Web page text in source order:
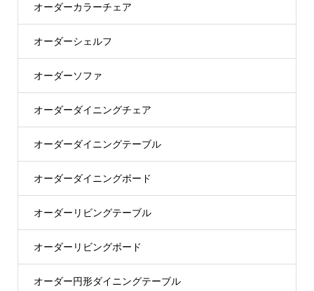
オーダーカラーチェア
オーダーシェルフ
オーダーソファ
オーダーダイニングチェア
オーダーダイニングテーブル
オーダーダイニングボード
オーダーリビングテーブル
オーダーリビングボード
オーダー円形ダイニングテーブル